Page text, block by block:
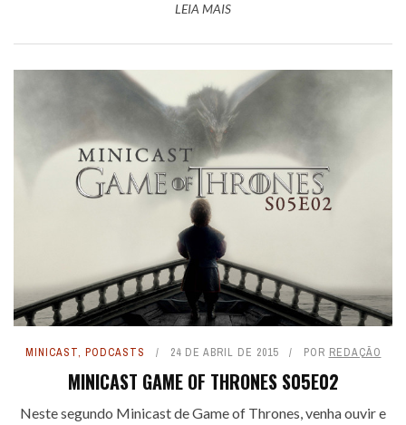
LEIA MAIS
MINICAST, PODCASTS 24 DE ABRIL DE 2015 POR REDAÇÃO
MINICAST GAME OF THRONES S05E02
Neste segundo Minicast de Game of Thrones, venha ouvir e